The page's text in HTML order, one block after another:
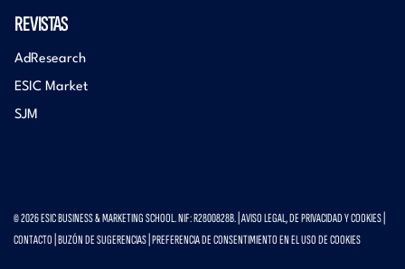
REVISTAS
AdResearch
ESIC Market
SJM
© 2026 ESIC BUSINESS & MARKETING SCHOOL. NIF: R2800828B. | AVISO LEGAL, DE PRIVACIDAD Y COOKIES
CONTACTO BUZÓN DE SUGERENCIAS PREFERENCIA DE CONSENTIMIENTO EN EL USO DE COOKIES